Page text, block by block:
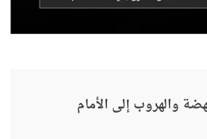
والهروب إلى الأمام